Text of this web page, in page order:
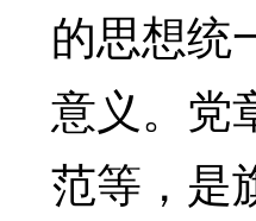
的思想统
意义。党
范等，是